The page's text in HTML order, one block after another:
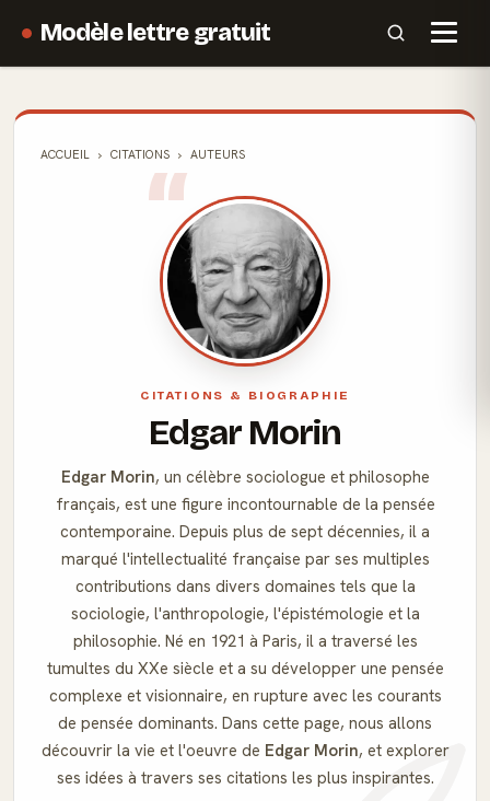
Modèle lettre gratuit
ACCUEIL CITATIONS AUTEURS
CITATIONS & BIOGRAPHIE
Edgar Morin
Edgar Morin, un célèbre sociologue et philosophe
français, est une figure incontournable de la pensée
contemporaine. Depuis plus de sept décennies, il a
marqué l'intellectualité française par ses multiples
contributions dans divers domaines tels que la
sociologie, l'anthropologie, l'épistémologie et la
philosophie. Né en 1921 à Paris, il a traversé les
tumultes du XXe siècle et a su développer une pensée
complexe et visionnaire, en rupture avec les courants
de pensée dominants. Dans cette page, nous allons
découvrir la vie et l'oeuvre de Edgar Morin, et explorer
ses idées à travers ses citations les plus inspirantes.